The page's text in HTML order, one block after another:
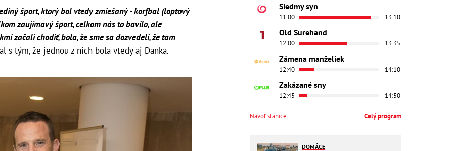
šport, ktorý bol vtedy zmiešaný - korfbal (loptový
zaujímavý šport, celkom nás to bavilo, ale
začali chodiť, bola, že sme sa dozvedeli, že tam
s tým, že jednou z nich bola vtedy aj Danka.
Siedmy syn
11:00 13:10
Old Surehand
12:00 13:35
Zámena manželiek
12:40 14:10
Zakázané sny
12:45 14:50
Navoľ stanice Celý program
DOMÁCE